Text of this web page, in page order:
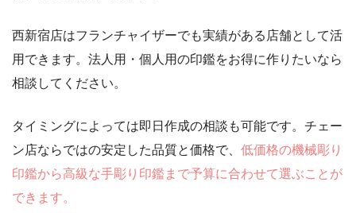
西新宿店はフランチャイザーでも実績がある店舗として活
用できます。法人用・個人用の印鑑をお得に作りたいなら
相談してください。
タイミングによっては即日作成の相談も可能です。チェー
ン店ならではの安定した品質と価格で、 低価格の機械彫り
印鑑から高級な手彫り印鑑まで予算に合わせて選ぶことが
できます。